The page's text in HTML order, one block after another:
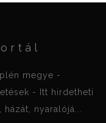
megye -
- Itt hirdetheti
nyaralójá...